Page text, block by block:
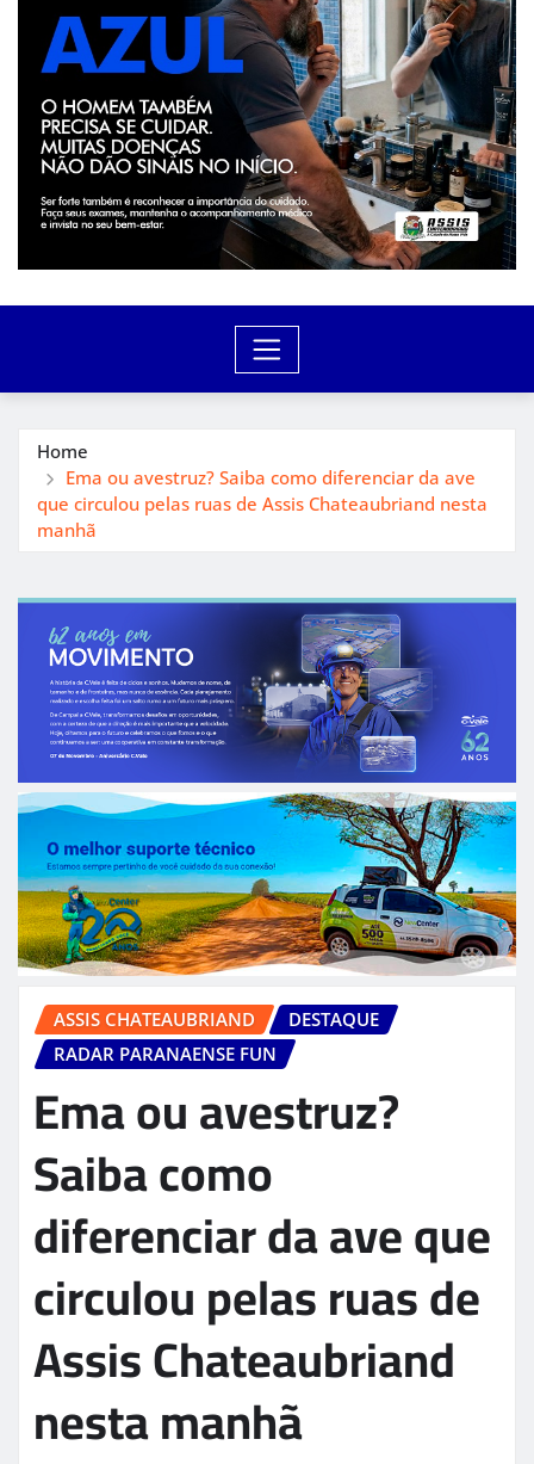
Home
Ema ou avestruz? Saiba como diferenciar da ave
que circulou pelas ruas de Assis Chateaubriand nesta
manhã
ASSIS CHATEAUBRIAND
DESTAQUE
RADAR PARANAENSE FUN
Ema ou avestruz?
Saiba como
diferenciar da ave que
circulou pelas ruas de
Assis Chateaubriand
nesta manhã